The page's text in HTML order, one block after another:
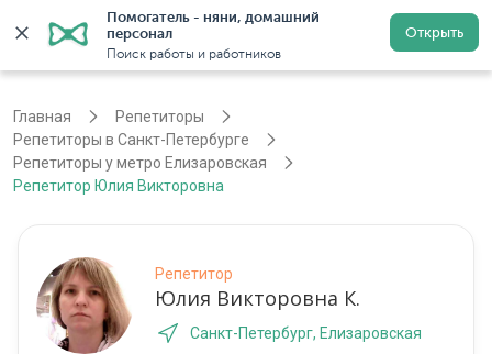
Помогатель - няни, домашний
персонал
Поиск работы и работников
Открыть
Санкт-Петербург Регистрация
Главная
Репетиторы
Репетиторы в Санкт-Петербурге
Репетиторы у метро Елизаровская
Репетитор Юлия Викторовна
Репетитор
Юлия Викторовна К.
Санкт-Петербург, Елизаровская